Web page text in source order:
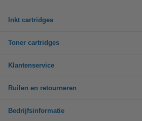
Inkt cartridges
Toner cartridges
Klantenservice
Ruilen en retourneren
Bedrijfsinformatie